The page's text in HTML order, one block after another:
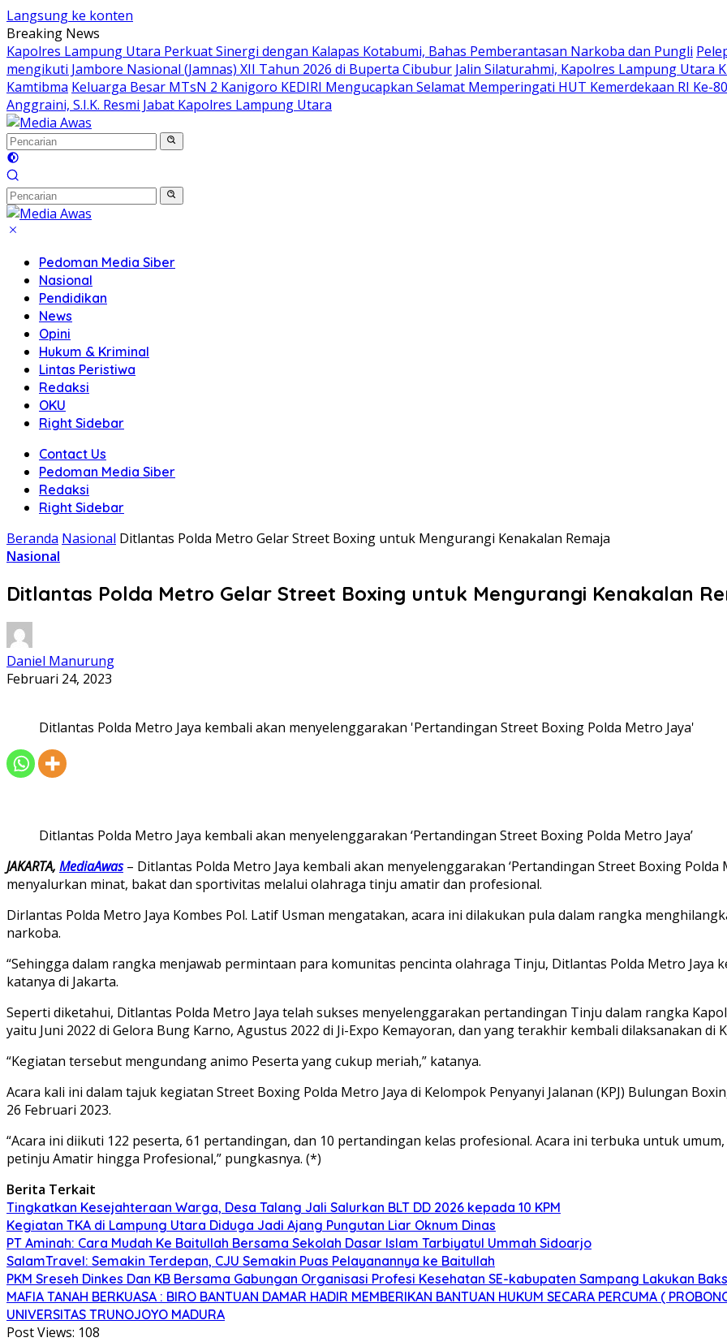
Langsung ke konten
Breaking News
Kapolres Lampung Utara Perkuat Sinergi dengan Kalapas Kotabumi, Bahas Pemberantasan Narkoba dan Pungli
mengikuti Jambore Nasional (Jamnas) XII Tahun 2026 di Buperta Cibubur Jalin Silaturahmi, Kapolres Lampung Utara
Kamtibma Keluarga Besar MTsN 2 Kanigoro KEDIRI Mengucapkan Selamat Memperingati HUT Kemerdekaan RI Ke-80
Anggraini, S.I.K. Resmi Jabat Kapolres Lampung Utara
Pedoman Media Siber
Nasional
Pendidikan
News
Opini
Hukum & Kriminal
Lintas Peristiwa
Redaksi
OKU
Right Sidebar
Contact Us
Pedoman Media Siber
Redaksi
Right Sidebar
Beranda Nasional Ditlantas Polda Metro Gelar Street Boxing untuk Mengurangi Kenakalan Remaja
Nasional
Ditlantas Polda Metro Gelar Street Boxing untuk Mengurangi Kenakalan
Daniel Manurung
Februari 24, 2023
Ditlantas Polda Metro Jaya kembali akan menyelenggarakan 'Pertandingan Street Boxing Polda Metro Jaya'
Ditlantas Polda Metro Jaya kembali akan menyelenggarakan ‘Pertandingan Street Boxing Polda Metro Jaya’
JAKARTA, MediaAwas – Ditlantas Polda Metro Jaya kembali akan menyelenggarakan ‘Pertandingan Street Boxing Polda
menyalurkan minat, bakat dan sportivitas melalui olahraga tinju amatir dan profesional.
Dirlantas Polda Metro Jaya Kombes Pol. Latif Usman mengatakan, acara ini dilakukan pula dalam rangka
narkoba.
“Sehingga dalam rangka menjawab permintaan para komunitas pencinta olahraga Tinju, Ditlantas Polda Metro
katanya di Jakarta.
Seperti diketahui, Ditlantas Polda Metro Jaya telah sukses menyelenggarakan pertandingan Tinju dalam rangka
yaitu Juni 2022 di Gelora Bung Karno, Agustus 2022 di Ji-Expo Kemayoran, dan yang terakhir kembali dilaksanakan
“Kegiatan tersebut mengundang animo Peserta yang cukup meriah,” katanya.
Acara kali ini dalam tajuk kegiatan Street Boxing Polda Metro Jaya di Kelompok Penyanyi Jalanan (KPJ) Bulungan
26 Februari 2023.
“Acara ini diikuti 122 peserta, 61 pertandingan, dan 10 pertandingan kelas profesional. Acara ini terbuka untuk
petinju Amatir hingga Profesional,” pungkasnya. (*)
Berita Terkait
Tingkatkan Kesejahteraan Warga, Desa Talang Jali Salurkan BLT DD 2026 kepada 10 KPM
Kegiatan TKA di Lampung Utara Diduga Jadi Ajang Pungutan Liar Oknum Dinas
PT Aminah: Cara Mudah Ke Baitullah Bersama Sekolah Dasar Islam Tarbiyatul Ummah Sidoarjo
SalamTravel: Semakin Terdepan, CJU Semakin Puas Pelayanannya ke Baitullah
PKM Sreseh Dinkes Dan KB Bersama Gabungan Organisasi Profesi Kesehatan SE-kabupaten Sampang Lakukan
MAFIA TANAH BERKUASA : BIRO BANTUAN DAMAR HADIR MEMBERIKAN BANTUAN HUKUM SECARA PERCUMA (
UNIVERSITAS TRUNOJOYO MADURA
Post Views: 108